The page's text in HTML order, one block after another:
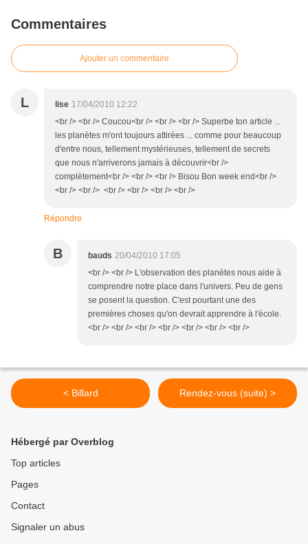
Commentaires
Ajouter un commentaire
L lise 17/04/2010 12:22
<br /> <br /> Coucou<br /> <br /> <br /> Superbe ton article ...
les planètes m'ont toujours attirées ... comme pour beaucoup
d'entre nous, tellement mystérieuses, tellement de secrets
que nous n'arriverons jamais à découvrir<br />
complètement<br /> <br /> <br /> Bisou Bon week end<br />
<br /> <br /> <br /> <br /> <br /> <br />
Répondre
B bauds 20/04/2010 17:05
<br /> <br /> L'observation des planètes nous aide à
comprendre notre place dans l'univers. Peu de gens
se posent la question. C'est pourtant une des
premières choses qu'on devrait apprendre à l'école.
<br /> <br /> <br /> <br /> <br /> <br /> <br />
< Billard Rendez-vous (suite) >
Hébergé par Overblog
Top articles
Pages
Contact
Signaler un abus